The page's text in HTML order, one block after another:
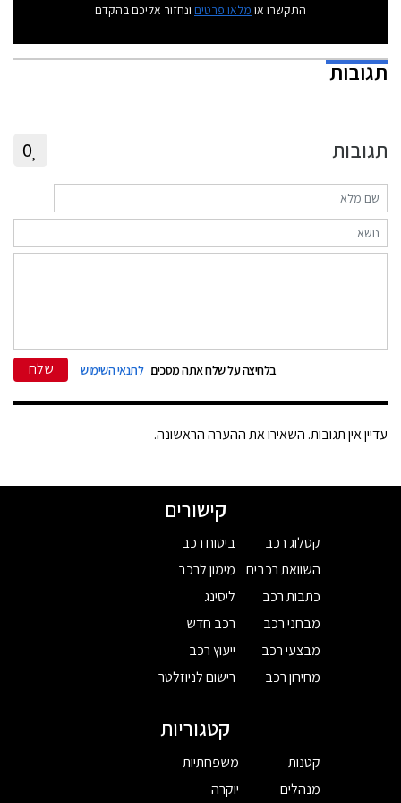
התקשרו או מלאו פרטים ונחזור אליכם בהקדם
תגובות
תגובות 0
בלחיצה על שלח אתה מסכים לתנאי השימוש שלח
עדיין אין תגובות. השאירו את ההערה הראשונה.
קישורים
קטלוג רכב
השוואת רכבים
כתבות רכב
מבחני רכב
מבצעי רכב
מחירון רכב
ביטוח רכב
מימון לרכב
ליסינג
רכב חדש
ייעוץ רכב
רישום לניוזלטר
קטגוריות
קטנות
מנהלים
משפחתיות
יוקרה